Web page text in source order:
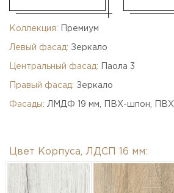
Коллекция: Премиум
Левый фасад: Зеркало
Центральный фасад: Паола 3
Правый фасад: Зеркало
Фасады: ЛМДФ 19 мм, ПВХ-шпон, ПВХ
Цвет Корпуса, ЛДСП 16 мм: